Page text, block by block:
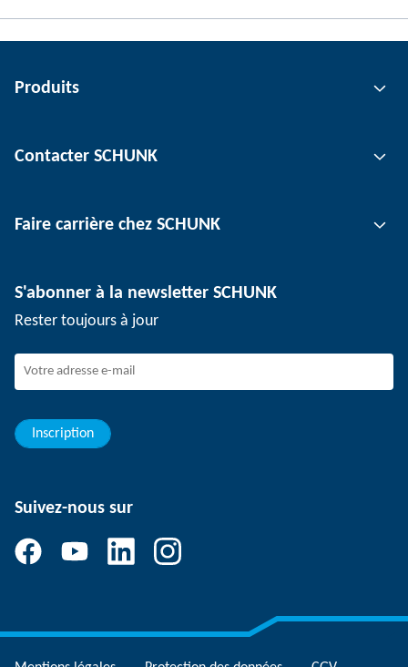
Produits
Technologie d'automatisation
Technologie de serrage de pièce
Contacter SCHUNK
Sites
Événements
Dispositif de signalement SCHUNK
Faire carrière chez SCHUNK
Travailler chez SCHUNK
Jeunes professionnels
Elèves
S'abonner à la newsletter SCHUNK
Rester toujours à jour
Inscription
Suivez-nous sur